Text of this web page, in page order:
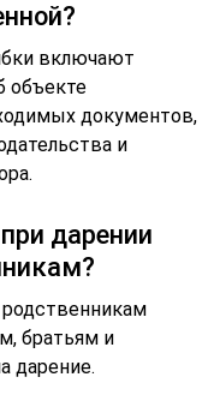
включают
объекте
документов,
и
дарении
братьям и
дарение.